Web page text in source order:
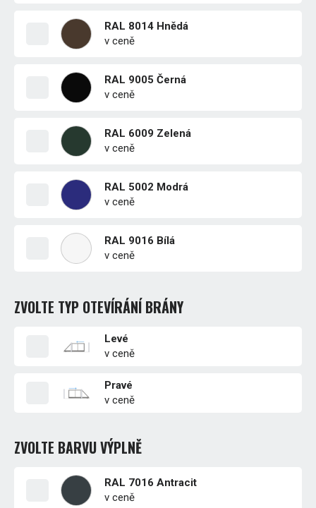
RAL 8014 Hnědá
v ceně
RAL 9005 Černá
v ceně
RAL 6009 Zelená
v ceně
RAL 5002 Modrá
v ceně
RAL 9016 Bílá
v ceně
ZVOLTE TYP OTEVÍRÁNÍ BRÁNY
Levé
v ceně
Pravé
v ceně
ZVOLTE BARVU VÝPLNĚ
RAL 7016 Antracit
v ceně